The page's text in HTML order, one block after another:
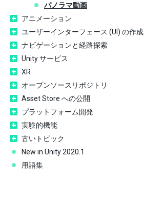
パノラマ動画
アニメーション
ユーザーインターフェース (UI) の作成
ナビゲーションと経路探索
Unity サービス
XR
オープンソースリポジトリ
Asset Store への公開
プラットフォーム開発
実験的機能
古いトピック
New in Unity 2020.1
用語集